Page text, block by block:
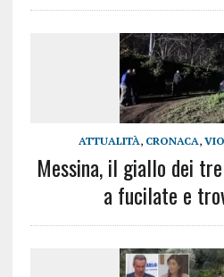
ATTUALITÀ, CRONACA,
Messina, il giallo dei
a fucilate e